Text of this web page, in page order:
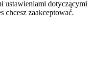
ustawieniami dotyczącymi
zaakceptować.